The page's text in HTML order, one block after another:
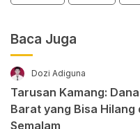
Baca Juga
Dozi Adiguna
Tarusan Kamang:
Barat yang Bisa Hilang
Semalam